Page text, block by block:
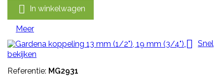
 In winkelwagen
Meer

Snel
bekijken
Referentie: MG2931